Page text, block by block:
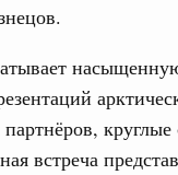
круглые
встреча
и ликвидация их
образование